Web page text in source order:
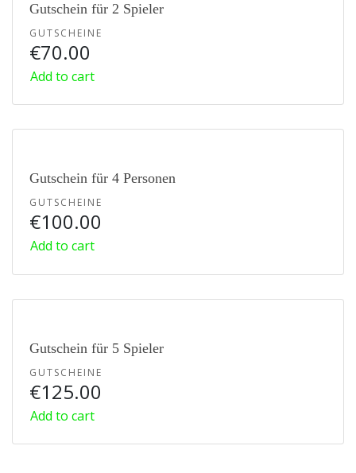
Gutschein für 2 Spieler
GUTSCHEINE
€70.00
Add to cart
Gutschein für 4 Personen
GUTSCHEINE
€100.00
Add to cart
Gutschein für 5 Spieler
GUTSCHEINE
€125.00
Add to cart